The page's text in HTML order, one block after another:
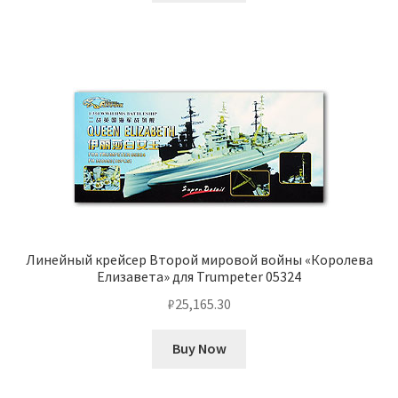
Линейный крейсер Второй мировой войны «Королева
Елизавета» для Trumpeter 05324
₽25,165.30
Buy Now